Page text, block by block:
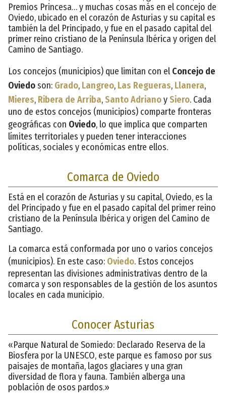
Premios Princesa… y muchas cosas más en el concejo de
Oviedo, ubicado en el corazón de Asturias y su capital es
también la del Principado, y fue en el pasado capital del
primer reino cristiano de la Península Ibérica y origen del
Camino de Santiago.
Los concejos (municipios) que limitan con el Concejo de
Oviedoson: Grado, Langreo, Las Regueras, Llanera,
Mieres, Ribera de Arriba,Santo AdrianoySiero. Cada
uno de estos concejos (municipios) comparte fronteras
geográficas con Oviedo, lo que implica que comparten
límites territoriales y pueden tener interacciones
políticas, sociales y económicas entre ellos.
Comarca de Oviedo
Está en el corazón de Asturias y su capital, Oviedo, es la
del Principado y fue en el pasado capital del primer reino
cristiano de la Península Ibérica y origen del Camino de
Santiago.
La comarca está conformada por uno o varios concejos
(municipios). En este caso: Oviedo. Estos concejos
representan las divisiones administrativas dentro de la
comarca y son responsables de la gestión de los asuntos
locales en cada municipio.
Conocer Asturias
«Parque Natural de Somiedo: Declarado Reserva de la
Biosfera por la UNESCO, este parque es famoso por sus
paisajes de montaña, lagos glaciares y una gran
diversidad de flora y fauna. También alberga una
población de osos pardos.»